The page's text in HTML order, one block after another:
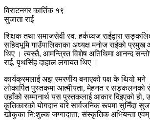
विराटनगर कार्तिक १९
सुजाता राई
शिक्षक तथा समाजसेवी स्व. हर्कध्वज राईद्वारा
सहिदभूमि गाउॅंपालिकाका अध्यक्ष मनोज राईको प्रमुख
थिए । त्यस्तै, आमन्त्रित विशेष अतिथिमा आनन्द
राई, पृथसिंह दाहाल लगायत थिए ।
कार्यक्रमलाई अझ स्मरणीय बनाएको पक्ष के थियो भने
लोकार्पित पुस्तकमा आत्मीयता, मेहनत र सङ्कलनको
उहाँको सम्मानार्थ यस पुस्तकलाई आकार दिइएको हो,
कृतिकारको योगदान बारे सार्वजनिक रूपमा सुनिँदा
खोकुका नि:शुल्क जग्गादाता, संस्कृतिक अभियन्ता